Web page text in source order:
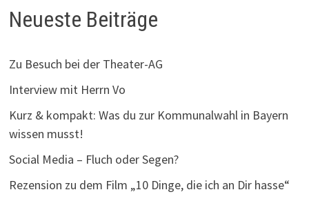
Neueste Beiträge
Zu Besuch bei der Theater-AG
Interview mit Herrn Vo
Kurz & kompakt: Was du zur Kommunalwahl in Bayern
wissen musst!
Social Media – Fluch oder Segen?
Rezension zu dem Film „10 Dinge, die ich an Dir hasse“